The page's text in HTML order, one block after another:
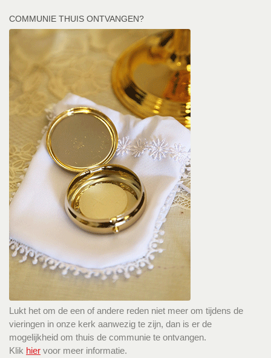
COMMUNIE THUIS ONTVANGEN?
Lukt het om de een of andere reden niet meer om tijdens de
vieringen in onze kerk aanwezig te zijn, dan is er de
mogelijkheid om thuis de communie te ontvangen.
Klik hier voor meer informatie.